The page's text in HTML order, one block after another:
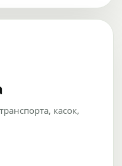
касок,